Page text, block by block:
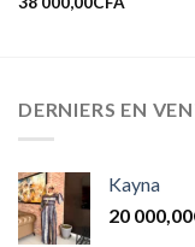
DERNIERS EN
Kayna
20 000,00